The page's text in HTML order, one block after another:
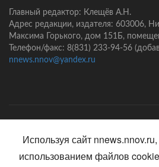
Главный редактор: Клещёв А.Н.
Адрес редакции, издателя: 603006,
Максима Горького, дом 151Б,
Телефон/факс: 8(831) 233-94-56
nnews.nnov@yandex.ru
Используя сайт
использованием файлов